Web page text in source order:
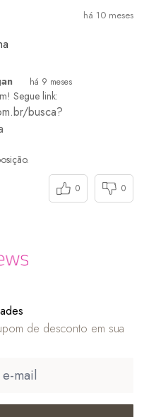
há 10 meses
há 9 meses
Segue link:
busca?
0 0
de desconto em sua